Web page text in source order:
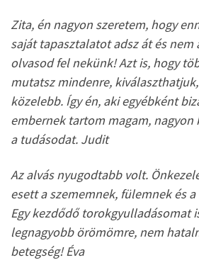
Zita, én nagyon szeretem, hogy
saját tapasztalatot adsz át és nem
olvasod fel nekünk! Azt is, hogy
mutatsz mindenre,
közelebb. Így én, aki egyébként
embernek tartom magam,
a tudásodat. Judit
Az alvás nyugodtabb volt.
esett a szememnek, fülemnek és
Egy kezdődő torokgyulladásomat
legnagyobb örömömre, nem
betegség! Éva